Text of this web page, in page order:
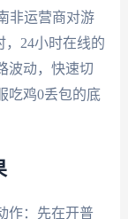
非运营商对游
，24小时在线的
波动，快速切
吃鸡0丢包的底
作：先在开普